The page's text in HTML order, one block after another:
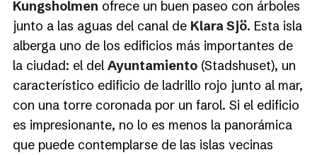
Kungsholmen ofrece un buen paseo con árboles
junto a las aguas del canal de Klara Sjö. Esta isla
alberga uno de los edificios más importantes de
la ciudad: el del Ayuntamiento (Stadshuset), un
característico edificio de ladrillo rojo junto al mar,
con una torre coronada por un farol. Si el edificio
es impresionante, no lo es menos la panorámica
que puede contemplarse de las islas vecinas